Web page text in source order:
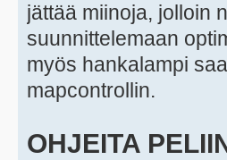
jättää miinoja, jolloin
suunnittelemaan
myös hankalampi
mapcontrollin.
OHJEITA